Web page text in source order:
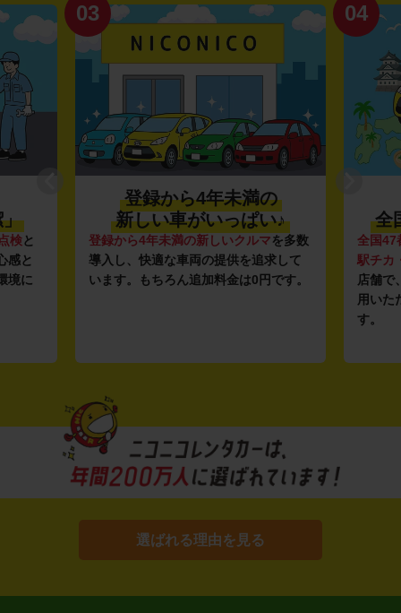
」
検と
感と
境に
03
登録から4年未満の
新しい車がいっぱい♪
登録から4年未満の新しいクルマを多数
導入し、快適な車両の提供を追求して
います。もちろん追加料金は0円です。
04
全
全国47
駅チカ
店舗で
用いた
す。
選ばれる理由を見る